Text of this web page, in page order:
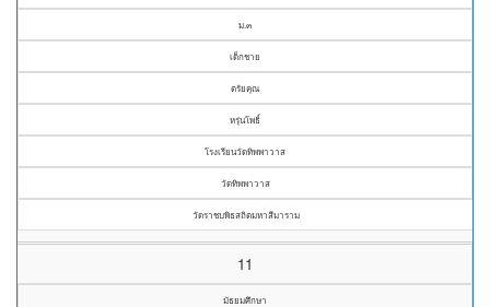
ม.๓
เด็กชาย
ตรัยคุณ
หรุ่นโพธิ์
โรงเรียนวัดทิพพาวาส
วัดทิพพาวาส
วัดราชบพิธสถิตมหาสีมาราม
11
มัธยมศึกษา